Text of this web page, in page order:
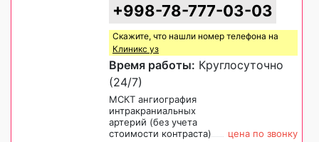
+998-78-777-03-03
Скажите, что нашли номер телефона на
Клиникс уз
Время работы: Круглосуточно
(24/7)
МСКТ ангиография
интракраниальных
артерий (без учета
стоимости контраста)
цена по звонку